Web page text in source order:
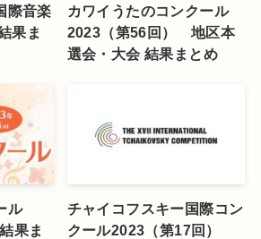
際音楽
果ま
カワイうたのコンクール
2023（第56回） 地区本
選会・大会 結果まとめ
ル
果ま
チャイコフスキー国際コン
クール2023（第17回）